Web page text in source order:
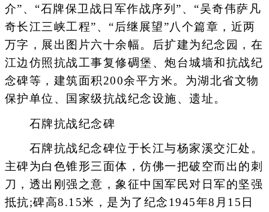
介”、“石牌保卫战日军作战序列”、“吴奇伟萨凡
奇长江三峡工程”、“后继展望”八个篇章，近两
万字，展出图片六十余幅。后扩建为纪念园，在
江边仿照抗战工事复修碉堡、炮台城墙和抗战纪
念碑等，建筑面积200余平方米。为湖北省文物
保护单位、国家级抗战纪念设施、遗址。
石牌抗战纪念碑
石牌抗战纪念碑位于长江与杨家溪交汇处。
主碑为白色锥形三面体，仿佛一把破空而出的刺
刀，透出刚强之意，象征中国军民对日军的坚强
抵抗;碑高8.15米，是为了纪念1945年8月15日